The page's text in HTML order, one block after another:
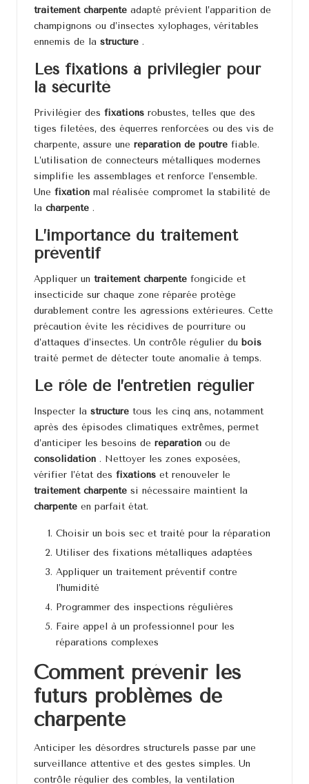
traitement charpente adapté prévient l’apparition de
champignons ou d’insectes xylophages, véritables
ennemis de la structure .
Les fixations à privilégier pour
la sécurité
Privilégier des fixations robustes, telles que des
tiges filetées, des équerres renforcées ou des vis de
charpente, assure une réparation de poutre fiable.
L’utilisation de connecteurs métalliques modernes
simplifie les assemblages et renforce l’ensemble.
Une fixation mal réalisée compromet la stabilité de
la charpente .
L’importance du traitement
préventif
Appliquer un traitement charpente fongicide et
insecticide sur chaque zone réparée protège
durablement contre les agressions extérieures. Cette
précaution évite les récidives de pourriture ou
d’attaques d’insectes. Un contrôle régulier du bois
traité permet de détecter toute anomalie à temps.
Le rôle de l’entretien régulier
Inspecter la structure tous les cinq ans, notamment
après des épisodes climatiques extrêmes, permet
d’anticiper les besoins de réparation ou de
consolidation . Nettoyer les zones exposées,
vérifier l’état des fixations et renouveler le
traitement charpente si nécessaire maintient la
charpente en parfait état.
Choisir un bois sec et traité pour la réparation
Utiliser des fixations métalliques adaptées
Appliquer un traitement préventif contre
l’humidité
Programmer des inspections régulières
Faire appel à un professionnel pour les
réparations complexes
Comment prévenir les
futurs problèmes de
charpente
Anticiper les désordres structurels passe par une
surveillance attentive et des gestes simples. Un
contrôle régulier des combles, la ventilation